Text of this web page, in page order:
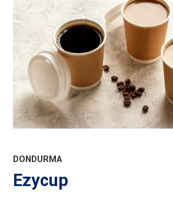
DONDURMA
Ezycup